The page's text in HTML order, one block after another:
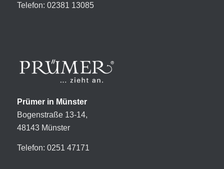
Telefon: 02381 13085
Prümer in Münster
Bogenstraße 13-14,
48143 Münster
Telefon: 0251 47171